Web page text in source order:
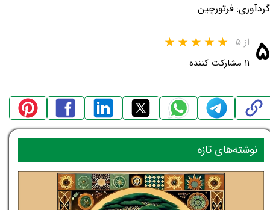
گردآوری: فرتورچین
۵ از ۵
۱۱ مشارکت کننده
نوشته‌های تازه